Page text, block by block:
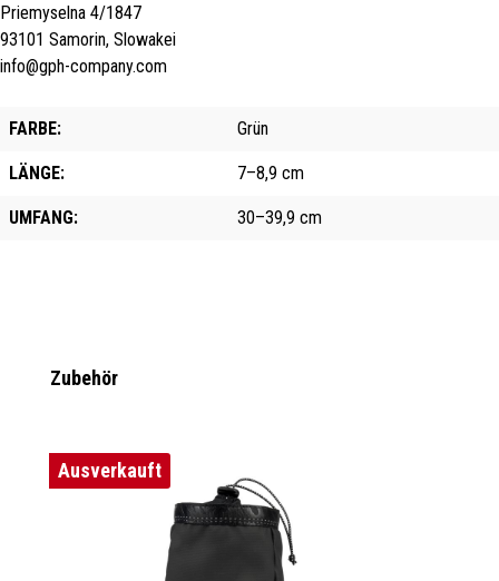
Priemyselna 4/1847
93101 Samorin, Slowakei
info@gph-company.com
FARBE: Grün
LÄNGE: 7–8,9 cm
UMFANG: 30–39,9 cm
Produktgalerie überspringen
Zubehör
Ausverkauft